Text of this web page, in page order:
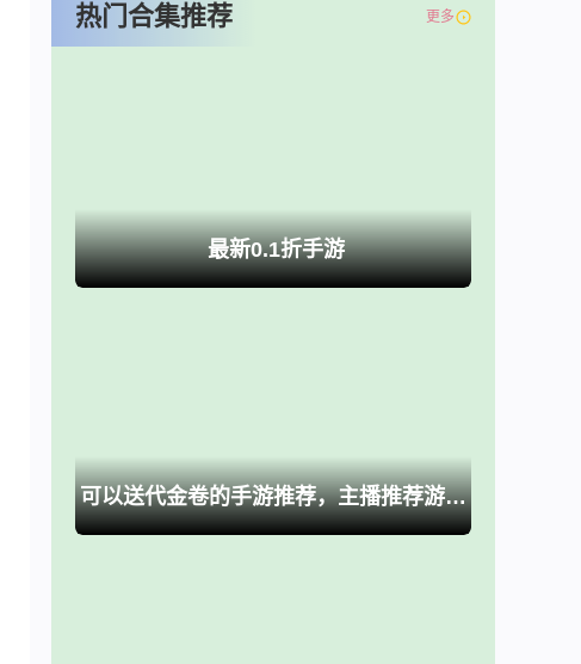
热门合集推荐 更多
最新0.1折手游
可以送代金卷的手游推荐，主播推荐游戏大全